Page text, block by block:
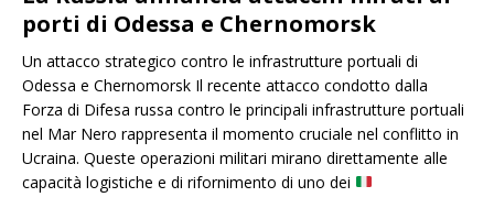
porti di Odessa e Chernomorsk
Un attacco strategico contro le infrastrutture portuali di
Odessa e Chernomorsk Il recente attacco condotto dalla
Forza di Difesa russa contro le principali infrastrutture portuali
nel Mar Nero rappresenta il momento cruciale nel conflitto in
Ucraina. Queste operazioni militari mirano direttamente alle
capacità logistiche e di rifornimento di uno dei